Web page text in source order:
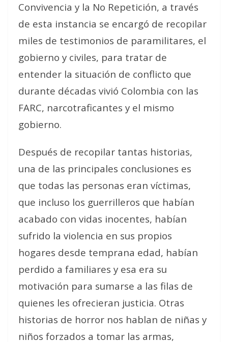
Convivencia y la No Repetición, a través
de esta instancia se encargó de recopilar
miles de testimonios de paramilitares, el
gobierno y civiles, para tratar de
entender la situación de conflicto que
durante décadas vivió Colombia con las
FARC, narcotraficantes y el mismo
gobierno.
Después de recopilar tantas historias,
una de las principales conclusiones es
que todas las personas eran víctimas,
que incluso los guerrilleros que habían
acabado con vidas inocentes, habían
sufrido la violencia en sus propios
hogares desde temprana edad, habían
perdido a familiares y esa era su
motivación para sumarse a las filas de
quienes les ofrecieran justicia. Otras
historias de horror nos hablan de niñas y
niños forzados a tomar las armas,